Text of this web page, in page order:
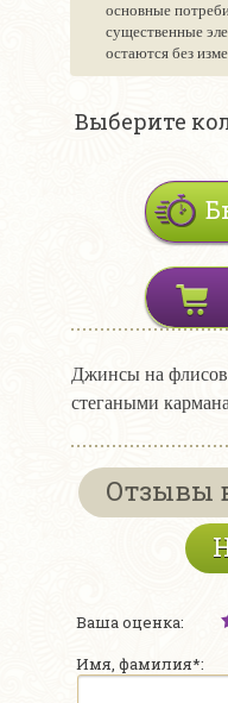
основные
существенные
остаются без
Выберите
Джинсы на
стегаными
Отзывы
Ваша оценка:
Имя, фамилия*: